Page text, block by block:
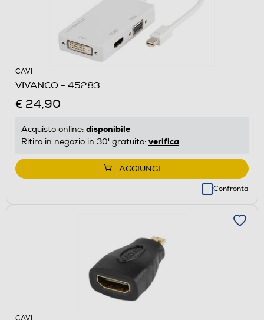
CAVI
VIVANCO - 45283
€ 24,90
Acquisto online: disponibile
Ritiro in negozio in 30' gratuito: verifica
AGGIUNGI
Confronta